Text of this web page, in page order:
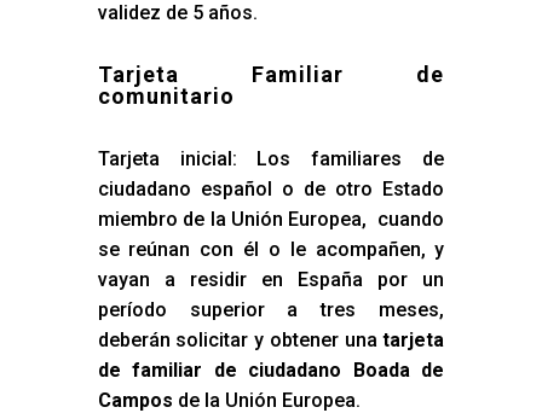
validez de 5 años.
Tarjeta Familiar de
comunitario
Tarjeta inicial: Los familiares de
ciudadano español o de otro Estado
miembro de la Unión Europea, cuando
se reúnan con él o le acompañen, y
vayan a residir en España por un
período superior a tres meses,
deberán solicitar y obtener unatarjeta
de familiar de ciudadano Boada de
Campos de la Unión Europea.